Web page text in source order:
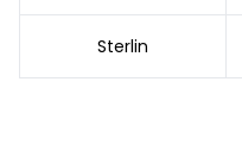
Sterlin